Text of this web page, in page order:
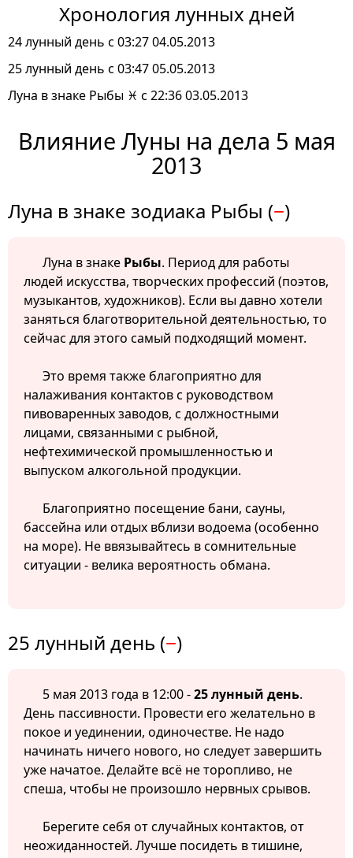
Хронология лунных дней
24 лунный день с 03:27 04.05.2013
25 лунный день с 03:47 05.05.2013
Луна в знаке Рыбы ♓ с 22:36 03.05.2013
Влияние Луны на дела 5 мая
2013
Луна в знаке зодиака Рыбы (−)
Луна в знаке Рыбы. Период для работы
людей искусства, творческих профессий (поэтов,
музыкантов, художников). Если вы давно хотели
заняться благотворительной деятельностью, то
сейчас для этого самый подходящий момент.
Это время также благоприятно для
налаживания контактов с руководством
пивоваренных заводов, с должностными
лицами, связанными с рыбной,
нефтехимической промышленностью и
выпуском алкогольной продукции.
Благоприятно посещение бани, сауны,
бассейна или отдых вблизи водоема (особенно
на море). Не ввязывайтесь в сомнительные
ситуации - велика вероятность обмана.
25 лунный день (−)
5 мая 2013 года в 12:00 -25 лунный день.
День пассивности. Провести его желательно в
покое и уединении, одиночестве. Не надо
начинать ничего нового, но следует завершить
уже начатое. Делайте всё не торопливо, не
спеша, чтобы не произошло нервных срывов.
Берегите себя от случайных контактов, от
неожиданностей. Лучше посидеть в тишине,